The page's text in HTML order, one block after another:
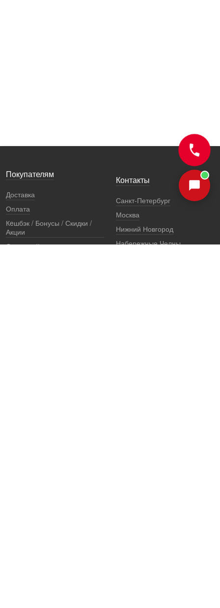
Покупателям
Доставка
Оплата
Кeшбэк / Бонусы / Скидки /
Акции
Остерегайтесь подделок
Контакты
Санкт-Петербург
Москва
Нижний Новгород
Набережные Челны